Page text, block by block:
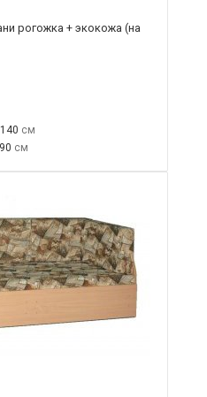
рогожка + экокожа (на
140